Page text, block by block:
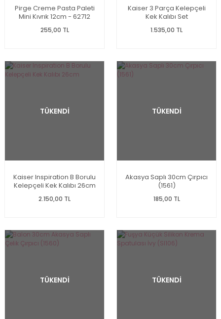
Pirge Creme Pasta Paleti
Mini Kıvrık 12cm - 62712
255,00 TL
Kaiser 3 Parça Kelepçeli
Kek Kalıbı Set
1.535,00 TL
TÜKENDİ
Kaiser Inspiration B Borulu
Kelepçeli Kek Kalıbı 26cm
2.150,00 TL
TÜKENDİ
Akasya Saplı 30cm Çırpıcı
(1561)
185,00 TL
TÜKENDİ TÜKENDİ